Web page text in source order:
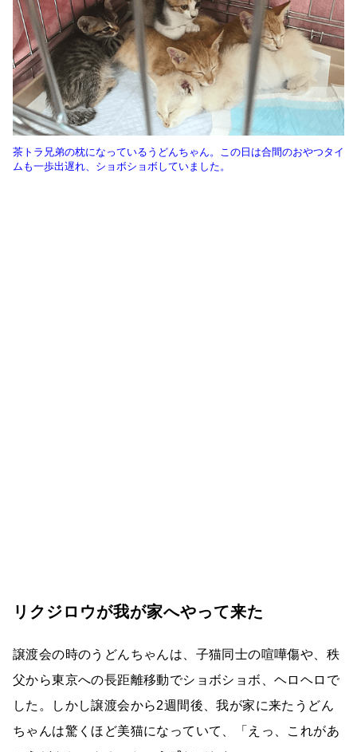
茶トラ兄弟の枕になっているうどんちゃん。この日は合間のおやつタイ
ムも一歩出遅れ、ショボショボしていました。
リクジロウが我が家へやって来た
譲渡会の時のうどんちゃんは、子猫同士の喧嘩傷や、秩
父から東京への長距離移動でショボショボ、ヘロヘロで
した。しかし譲渡会から2週間後、我が家に来たうどん
ちゃんは驚くほど美猫になっていて、「えっ、これがあ